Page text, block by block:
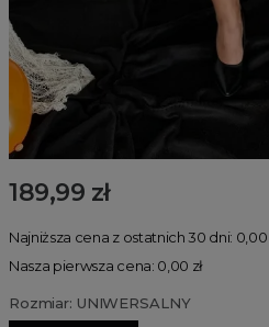
189,99 zł
Najniższa cena z ostatnich 30 dni: 0,00
Nasza pierwsza cena: 0,00 zł
Rozmiar: UNIWERSALNY